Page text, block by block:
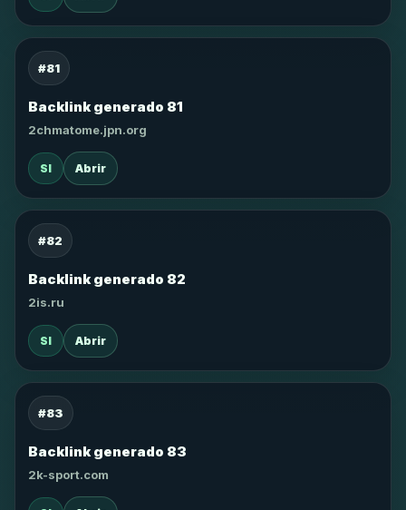
#81
Backlink generado 81
2chmatome.jpn.org
SI Abrir
#82
Backlink generado 82
2is.ru
SI Abrir
#83
Backlink generado 83
2k-sport.com